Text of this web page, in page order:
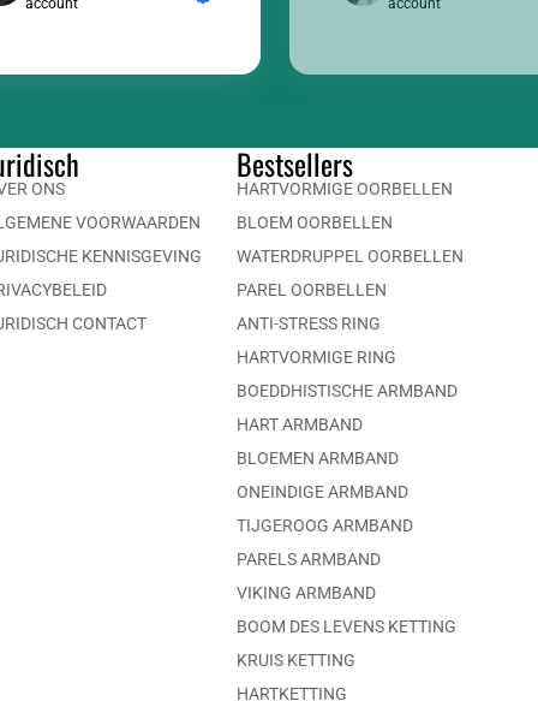
account
account
ONS
VOORWAARDEN
KENNISGEVING
CONTACT
Bestsellers
HARTVORMIGE OORBELLEN
BLOEM OORBELLEN
WATERDRUPPEL OORBELLEN
PAREL OORBELLEN
ANTI-STRESS RING
HARTVORMIGE RING
BOEDDHISTISCHE ARMBAND
HART ARMBAND
BLOEMEN ARMBAND
ONEINDIGE ARMBAND
TIJGEROOG ARMBAND
PARELS ARMBAND
VIKING ARMBAND
BOOM DES LEVENS KETTING
KRUIS KETTING
HARTKETTING